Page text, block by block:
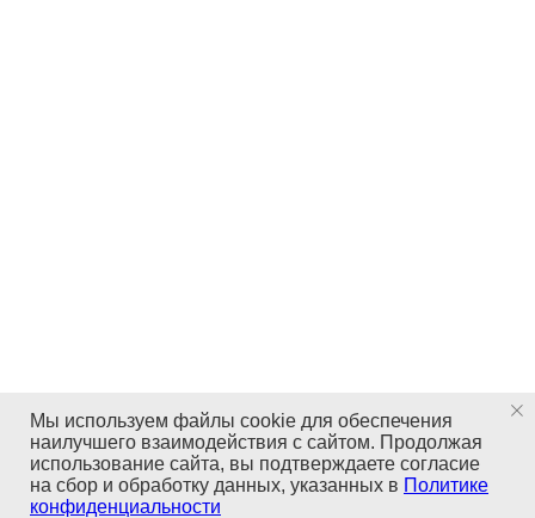
Мы используем файлы cookie для обеспечения
наилучшего взаимодействия с сайтом. Продолжая
использование сайта, вы подтверждаете согласие
на сбор и обработку данных, указанных в Политике
конфиденциальности